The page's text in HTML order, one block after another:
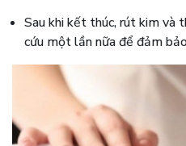
Sau khi kết thúc, rút kim và
cứu một lần nữa để đảm